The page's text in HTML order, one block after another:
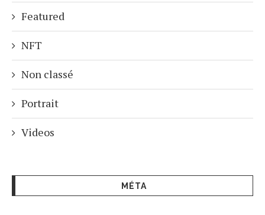
Featured
NFT
Non classé
Portrait
Videos
MÉTA